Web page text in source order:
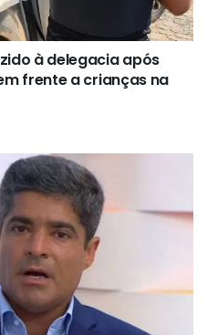
à delegacia após
frente a crianças na